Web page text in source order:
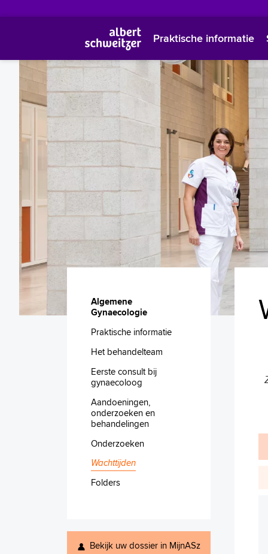
Praktische informatie
Algemene
Gynaecologie
Praktische informatie
Het behandelteam
Eerste consult bij
gynaecoloog
Aandoeningen,
onderzoeken en
behandelingen
Onderzoeken
Wachttijden
Folders
Bekijk uw dossier in MijnASz